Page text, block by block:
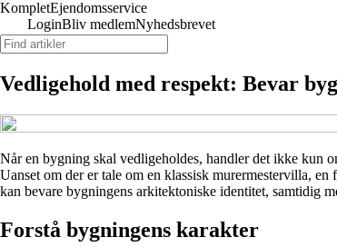
KompletEjendomsservice
LoginBliv medlemNyhedsbrevet
Vedligehold med respekt: Bevar
Når en bygning skal vedligeholdes, handler det ikke kun
Uanset om der er tale om en klassisk murermestervilla,
kan bevare bygningens arkitektoniske identitet, samtidig
Forstå bygningens karakter